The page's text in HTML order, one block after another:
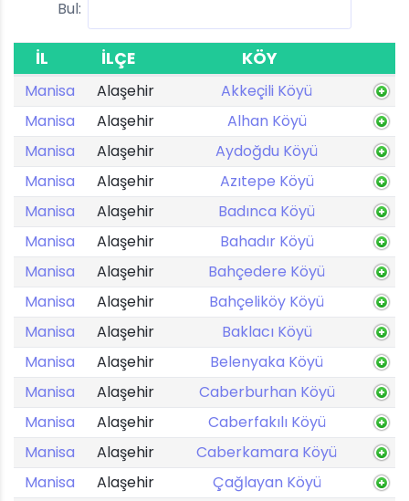
Bul:
İL İLÇE KÖY
Manisa Alaşehir
Akkeçili Köyü
Manisa
Alaşehir
Alhan Köyü
Manisa
Alaşehir
Aydoğdu Köyü
Manisa
Alaşehir
Azıtepe Köyü
Manisa
Alaşehir
Badınca Köyü
Manisa
Alaşehir
Bahadır Köyü
Manisa
Alaşehir
Bahçedere Köyü
Manisa
Alaşehir
Bahçeliköy Köyü
Manisa
Alaşehir
Baklacı Köyü
Manisa
Alaşehir
Belenyaka Köyü
Manisa
Alaşehir
Caberburhan Köyü
Manisa
Alaşehir
Caberfakılı Köyü
Manisa
Alaşehir
Caberkamara Köyü
Manisa
Alaşehir
Çağlayan Köyü